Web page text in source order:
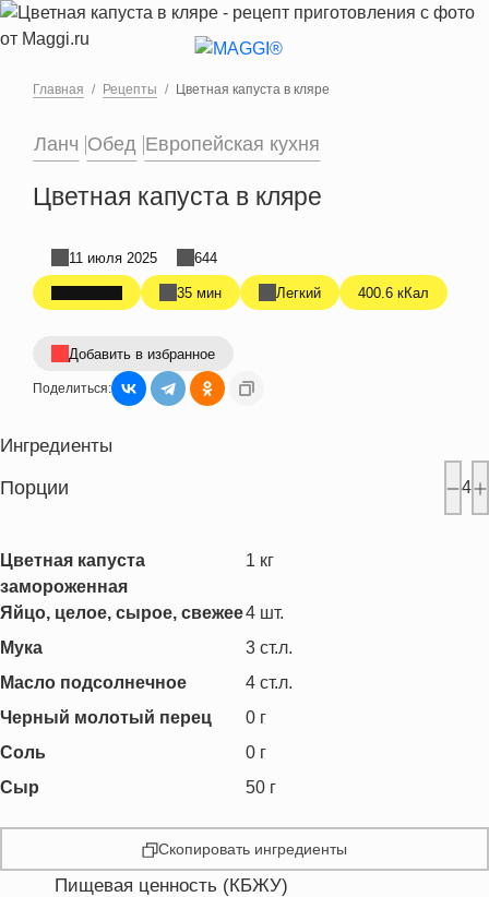
Перейти к основному содержанию
Главная Рецепты Цветная капуста в кляре
Ланч Обед Европейская кухня
Цветная капуста в кляре
35 мин Легкий 400.6 кКал
11 июля 2025 644
Добавить в избранное
Поделиться:
Ингредиенты
Порции 4
Цветная капуста
замороженная
1 кг
Яйцо, целое, сырое, свежее4 шт.
Мука
3 ст.л.
Масло подсолнечное
4 ст.л.
Черный молотый перец
0 г
Соль
0 г
Сыр
50 г
Скопировать ингредиенты
Пищевая ценность (КБЖУ)